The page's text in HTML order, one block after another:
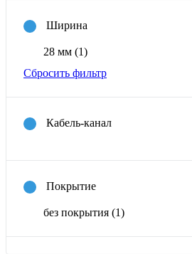
Ширина
28 мм (1)
Сбросить фильтр
Кабель-канал
Покрытие
без покрытия (1)